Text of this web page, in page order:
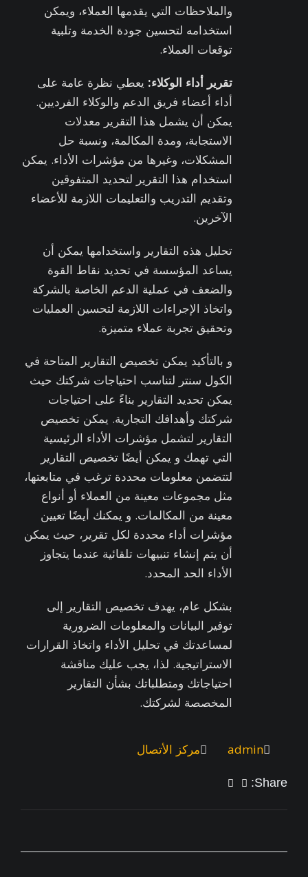
والملاحظات التي يقدمها العملاء، ويمكن
استخدامه لتحسين جودة الخدمة وتلبية
توقعات العملاء.
تقرير أداء الوكلاء: يعطي نظرة عامة على
أداء أعضاء فريق الدعم والوكلاء الفرديين.
يمكن أن يشمل هذا التقرير معدلات
الاستجابة، ومدة المكالمة، ونسبة حل
المشكلات، وغيرها من مؤشرات الأداء. يمكن
استخدام هذا التقرير لتحديد المتفوقين
وتقديم التدريب والتعليمات اللازمة للأعضاء
الآخرين.
تحليل هذه التقارير واستخدامها يمكن أن
يساعد المؤسسة في تحديد نقاط القوة
والضعف في عملية الدعم الخاصة بالشركة
واتخاذ الإجراءات اللازمة لتحسين العمليات
وتحقيق تجربة عملاء متميزة.
و بالتأكيد يمكن تخصيص التقارير المتاحة في
الكول سنتر لتناسب احتياجات شركتك حيث
يمكن تحديد التقارير بناءً على احتياجات
شركتك وأهدافك التجارية. يمكن تخصيص
التقارير لتشمل مؤشرات الأداء الرئيسية
التي تهمك و يمكن أيضًا تخصيص التقارير
لتتضمن معلومات محددة ترغب في متابعتها،
مثل مجموعات معينة من العملاء أو أنواع
معينة من المكالمات. و يمكنك أيضًا تعيين
مؤشرات أداء محددة لكل تقرير، حيث يمكن
أن يتم إنشاء تنبيهات تلقائية عندما يتجاوز
الأداء الحد المحدد.
بشكل عام، يهدف تخصيص التقارير إلى
توفير البيانات والمعلومات الضرورية
لمساعدتك في تحليل الأداء واتخاذ القرارات
الاستراتيجية. لذا، يجب عليك مناقشة
احتياجاتك ومتطلباتك بشأن التقارير
المخصصة لشركتك.
admin مركز الأتصال
Share: